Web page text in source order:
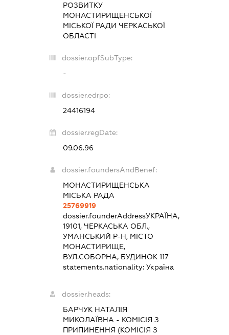
РОЗВИТКУ
МОНАСТИРИЩЕНСЬКОЇ
МІСЬКОЇ РАДИ ЧЕРКАСЬКОЇ
ОБЛАСТІ
dossier.opfSubType:
-
dossier.edrpo:
24416194
dossier.regDate:
09.06.96
dossier.foundersAndBenef:
МОНАСТИРИЩЕНСЬКА
МІСЬКА РАДА
25769919
dossier.founderAddressУКРАЇНА,
19101, ЧЕРКАСЬКА ОБЛ.,
УМАНСЬКИЙ Р-Н, МІСТО
МОНАСТИРИЩЕ,
ВУЛ.СОБОРНА, БУДИНОК 117
statements.nationality:Україна
dossier.heads:
БАРЧУК НАТАЛІЯ
МИКОЛАЇВНА - КОМІСІЯ З
ПРИПИНЕННЯ (КОМІСІЯ З